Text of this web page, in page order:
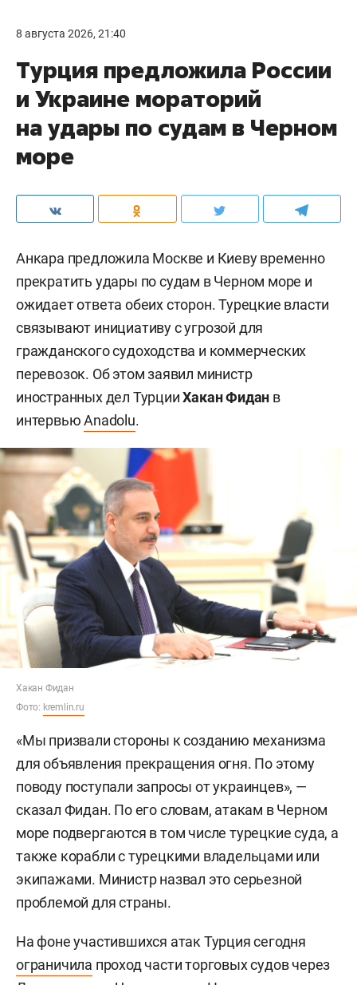
8 августа 2026, 21:40
Турция предложила России
и Украине мораторий
на удары по судам в Черном
море
Анкара предложила Москве и Киеву временно
прекратить удары по судам в Черном море и
ожидает ответа обеих сторон. Турецкие власти
связывают инициативу с угрозой для
гражданского судоходства и коммерческих
перевозок. Об этом заявил министр
иностранных дел ТурцииХакан Фидан в
интервьюAnadolu.
Хакан Фидан
Фото: kremlin.ru
«Мы призвали стороны к созданию механизма
для объявления прекращения огня. По этому
поводу поступали запросы от украинцев», —
сказал Фидан. По его словам, атакам в Черном
море подвергаются в том числе турецкие суда, а
также корабли с турецкими владельцами или
экипажами. Министр назвал это серьезной
проблемой для страны.
На фоне участившихся атак Турция сегодня
ограничила проход части торговых судов через